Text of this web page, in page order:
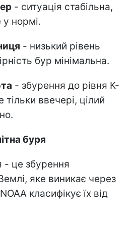
- ситуація стабільна,
у нормі.
- низький рівень
бур мінімальна.
- збурення до рівня К-
ввечері, цілий
буря
- це збурення
яке виникає через
класифікує їх від